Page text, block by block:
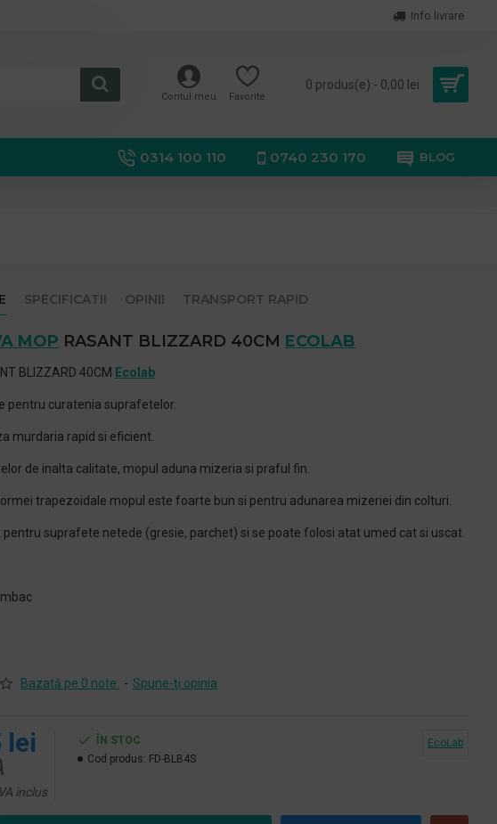
Info livrare
Contul meu Favorite
0 produs(e) - 0,00 lei
0314 100 110 0740 230 170 BLOG
SPECIFICATII OPINII TRANSPORT RAPID
MOP RASANT BLIZZARD 40CM ECOLAB
BLIZZARD 40CM Ecolab
pentru curatenia suprafetelor.
murdaria rapid si eficient.
de inalta calitate, mopul aduna mizeria si praful fin.
trapezoidale mopul este foarte bun si pentru adunarea mizeriei din colturi.
pentru suprafete netede (gresie, parchet) si se poate folosi atat umed cat si uscat.
Bazată pe 0 note. - Spune-ţi opinia
lei
inclus
ÎN STOC
Cod produs: FD-BLB4S
EcoLab